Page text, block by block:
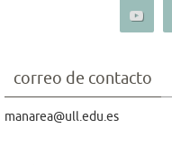
correo de contacto
manarea@ull.edu.es